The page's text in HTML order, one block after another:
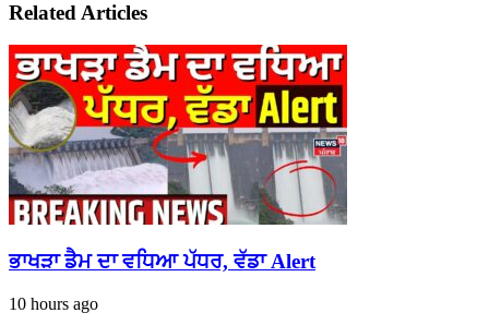
Related Articles
ਭਾਖੜਾ ਡੈਮ ਦਾ ਵਧਿਆ ਪੱਧਰ, ਵੱਡਾ Alert
10 hours ago